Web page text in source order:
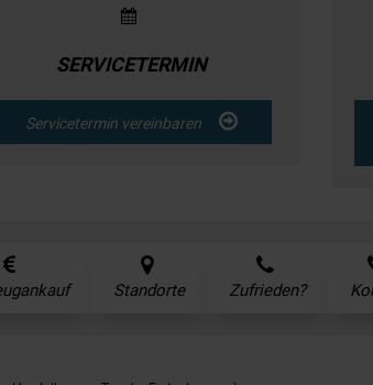
SERVICETERMIN
Servicetermin vereinbaren
Standorte Zufrieden?